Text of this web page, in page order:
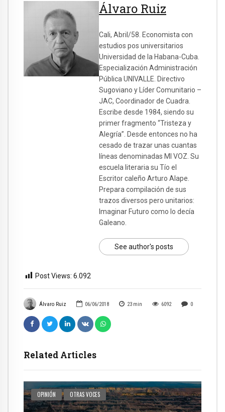
Álvaro Ruiz 06/06/2018 23 min 6092 0
Related Articles
OPINIÓN OTRAS VOCES
Álvaro Ruiz
Cali, Abril/58. Economista con
estudios pos universitarios
Universidad de la Habana-Cuba.
Especialización Administración
Pública UNIVALLE. Directivo
Sugoviano y Líder Comunitario –
JAC, Coordinador de Cuadra.
Escribe desde 1984, siendo su
primer fragmento “Tristeza y
Alegría”. Desde entonces no ha
cesado de trazar unas cuantas
líneas denominadas MI VOZ. Su
escuela literaria su Tío el
Escritor caleño Arturo Alape.
Prepara compilación de sus
trazos diversos pero unitarios:
Imaginar Futuro como lo decía
Galeano.
See author's posts
Post Views: 6.092